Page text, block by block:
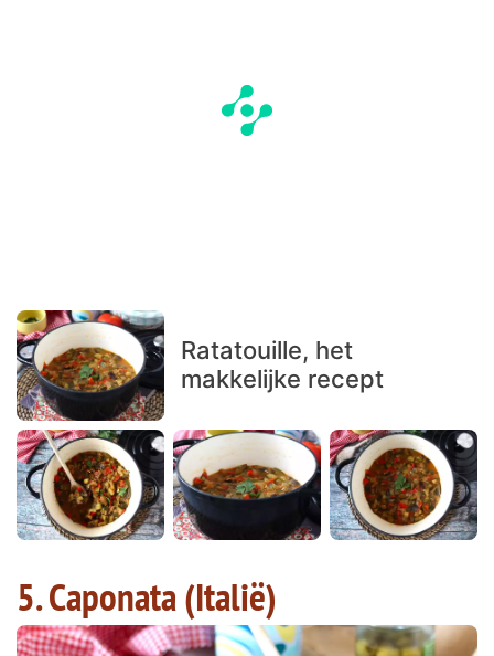
Ratatouille, het
makkelijke recept
5. Caponata (Italië)